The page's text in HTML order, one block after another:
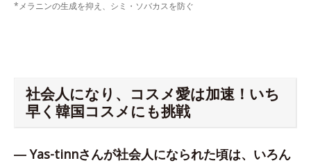
*メラニンの生成を抑え、シミ・ソバカスを防ぐ
社会人になり、コスメ愛は加速！いち
早く韓国コスメにも挑戦
― Yas-tinnさんが社会人になられた頃は、いろん